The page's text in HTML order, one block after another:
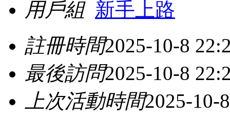
用戶組 新手上路
註冊時間2025-10-8
最後訪問2025-10-8
上次活動時間2025-10-